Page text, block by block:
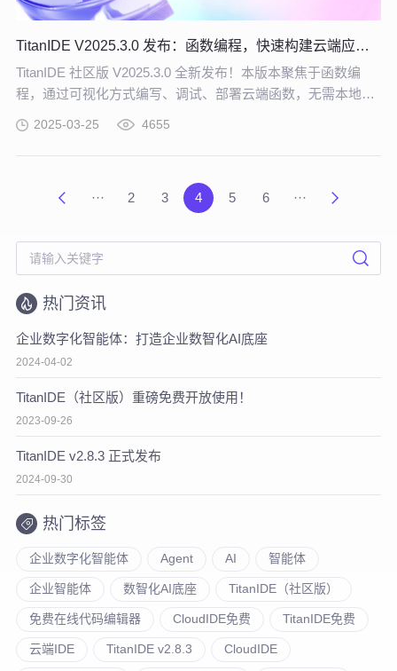
TitanIDE V2025.3.0 发布：函数编程，快速构建云端应用！
TitanIDE 社区版 V2025.3.0 全新发布！本版本聚焦于函数编
程，通过可视化方式编写、调试、部署云端函数，无需本地繁
2025-03-25 4655
··· 2 3 4 5 6 ···
热门资讯
企业数字化智能体：打造企业数智化AI底座
2024-04-02
TitanIDE（社区版）重磅免费开放使用！
2023-09-26
TitanIDE v2.8.3 正式发布
2024-09-30
热门标签
企业数字化智能体 Agent AI 智能体
企业智能体 数智化AI底座 TitanIDE（社区版）
免费在线代码编辑器 CloudIDE免费 TitanIDE免费
云端IDE TitanIDE v2.8.3 CloudIDE